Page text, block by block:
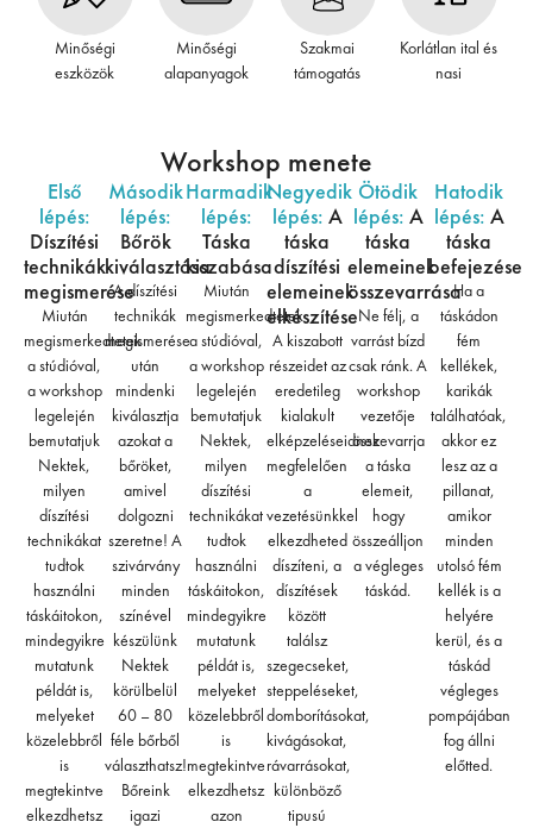
Minőségi
eszközök
Minőségi
alapanyagok
Szakmai
támogatás
Korlátlan ital és
nasi
Workshop menete
Első
lépés:
Díszítési
technikák
megismerése
Miután
megismerkedtetek
a stúdióval,
a workshop
legelején
bemutatjuk
Nektek,
milyen
díszítési
technikákat
tudtok
használni
táskáitokon,
mindegyikre
mutatunk
példát is,
melyeket
közelebbről
is
megtekintve
elkezdhetsz
Második
lépés:
Bőrök
kiválasztása
A díszítési
technikák
megismerése
után
mindenki
kiválasztja
azokat a
bőröket,
amivel
dolgozni
szeretne! A
szivárvány
minden
színével
készülünk
Nektek
körülbelül
60 – 80
féle bőrből
választhatsz!
Bőreink
igazi
Harmadik
lépés:
Táska
kiszabása
Miután
megismerkedtetek
a stúdióval,
a workshop
legelején
bemutatjuk
Nektek,
milyen
díszítési
technikákat
tudtok
használni
táskáitokon,
mindegyikre
mutatunk
példát is,
melyeket
közelebbről
is
megtekintve
elkezdhetsz
azon
Negyedik
lépés: A
táska
díszítési
elemeinek
elkészítése
A kiszabott
részeidet az
eredetileg
kialakult
elképzeléseidnek
megfelelően
a
vezetésünkkel
elkezdheted
díszíteni, a
díszítések
között
találsz
szegecseket,
steppeléseket,
domborításokat,
kivágásokat,
rávarrásokat,
különböző
tipusú
Ötödik
lépés: A
táska
elemeinek
összevarrása
Ne félj, a
varrást bízd
csak ránk. A
workshop
vezetője
összevarrja
a táska
elemeit,
hogy
összeálljon
a végleges
táskád.
Hatodik
lépés: A
táska
befejezése
Ha a
táskádon
fém
kellékek,
karikák
találhatóak,
akkor ez
lesz az a
pillanat,
amikor
minden
utolsó fém
kellék is a
helyére
kerül, és a
táskád
végleges
pompájában
fog állni
előtted.